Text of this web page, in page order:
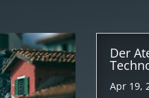
Der
Apr 19,